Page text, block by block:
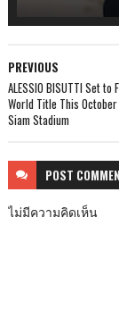
PREVIOUS
ALESSIO BISUTTI Set to
World Title This
Siam Stadium
POST
ไม่มีความคิดเห็น